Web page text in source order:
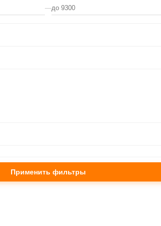
—
Применить фильтры